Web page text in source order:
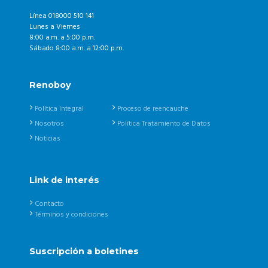
Línea 018000 510 141
Lunes a Viernes
8:00 a.m. a 5:00 p.m.
Sábado 8:00 a.m. a 12:00 p.m.
Renoboy
Política Integral
Nosotros
Noticias
Proceso de reencauche
Política Tratamiento de Datos
Link de interés
Contacto
Términos y condiciones
Suscripción a boletines